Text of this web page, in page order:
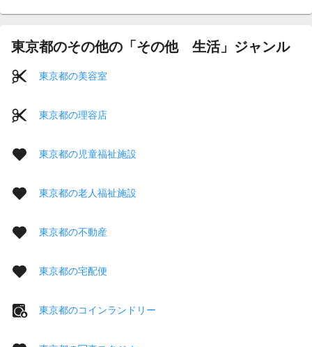
東京都のその他の「その他 生活」ジャンル
東京都の美容室
東京都の理容店
東京都の児童福祉施設
東京都の老人福祉施設
東京都の不動産
東京都の宅配便
東京都のコインランドリー